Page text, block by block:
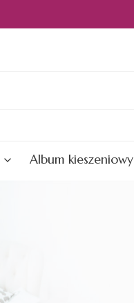
Album kieszeniowy